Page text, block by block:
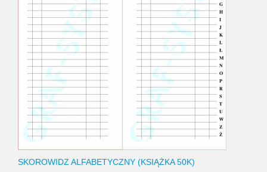
SKOROWIDZ ALFABETYCZNY (KSIĄŻKA 50K)